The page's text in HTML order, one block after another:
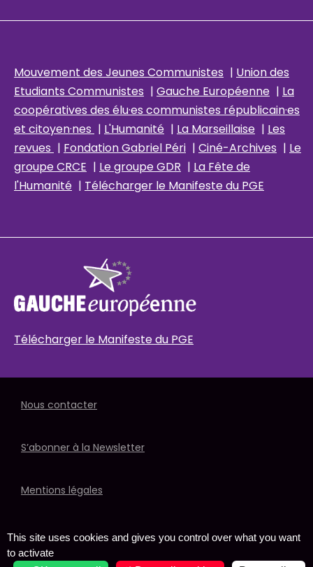
Mouvement des Jeunes Communistes | Union des
Etudiants Communistes | Gauche Européenne | La
coopératives des élu·es communistes républicain·es
et citoyen·nes | L'Humanité | La Marseillaise | Les
revues | Fondation Gabriel Péri | Ciné-Archives | Le
groupe CRCE | Le groupe GDR | La Fête de
l'Humanité | Télécharger le Manifeste du PGE
Télécharger le Manifeste du PGE
Nous contacter
S’abonner à la Newsletter
Mentions légales
Politique de données
This site uses cookies and gives you control over what you want
to activate